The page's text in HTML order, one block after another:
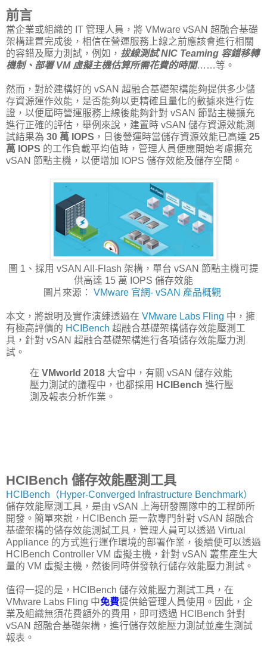
前言
當企業或組織的 IT 管理人員，將 VMware vSAN 超融合基礎
架構建置完成後，相信在營運服務上線之前應該會進行相關
的容錯及壓力測試，例如， 拔線測試 NIC Teaming 容錯移轉
機制、部署 VM 虛擬主機估算所需花費的時間……等。
然而，對於建構好的 vSAN 超融合基礎架構能夠提供多少儲
存資源運作效能，是否能夠以更精確且量化的數據來進行佐
證，以便屆時營運服務上線後能夠針對 vSAN 節點主機擴充
進行正確的評估，舉例來說，建置時 vSAN 儲存資源效能測
試結果為 30 萬 IOPS ，日後營運時當儲存資源效能已高達 25
萬 IOPS 的工作負載平均值時，管理人員便應開始考慮擴充
vSAN 節點主機，以便增加 IOPS 儲存效能及儲存空間。
圖 1、採用 vSAN All-Flash 架構，單台 vSAN 節點主機可提
供高達 15 萬 IOPS 儲存效能
圖片來源： VMware 官網- vSAN 產品概觀
本文，將說明及實作演練透過在 VMware Labs Fling 中，擁
有極高評價的 HCIBench 超融合基礎架構儲存效能壓測工
具，針對 vSAN 超融合基礎架構進行各項儲存效能壓力測
試。
在 VMworld 2018 大會中，有關 vSAN 儲存效能
壓力測試的議程中，也都採用 HCIBench 進行壓
測及報表分析作業。
HCIBench 儲存效能壓測工具
HCIBench（Hyper-Converged Infrastructure Benchmark）
儲存效能壓測工具，是由 vSAN 上海研發團隊中的工程師所
開發。簡單來說，HCIBench 是一款專門針對 vSAN 超融合
基礎架構的儲存效能測試工具，管理人員可以透過 Virtual
Appliance 的方式進行運作環境的部署作業，後續便可以透過
HCIBench Controller VM 虛擬主機，針對 vSAN 叢集產生大
量的 VM 虛擬主機，然後同時併發執行儲存效能壓力測試。
值得一提的是，HCIBench 儲存效能壓力測試工具，在
VMware Labs Fling 中免費提供給管理人員使用。因此，企
業及組織無須花費額外的費用，即可透過 HCIBench 針對
vSAN 超融合基礎架構，進行儲存效能壓力測試並產生測試
報表。